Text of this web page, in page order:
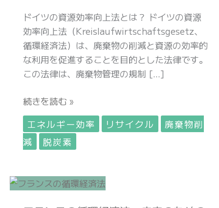
ドイツの資源効率向上法とは？ ドイツの資源
効率向上法（Kreislaufwirtschaftsgesetz、
循環経済法）は、廃棄物の削減と資源の効率的
な利用を促進することを目的とした法律です。
この法律は、廃棄物管理の規制 […]
率
向
上
法
（Kreislaufwirtschaftsgesetz、
環
経
済
法）
は？
続きを読む »
エネルギー効率
リサイクル
廃棄物削
減
脱炭素
フ